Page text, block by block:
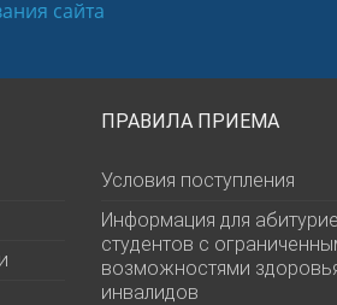
сайта
ПРАВИЛА ПРИЕМА
Условия поступления
Информация для
студентов с
возможностями
инвалидов